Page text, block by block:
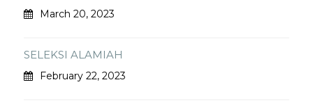
March 20, 2023
SELEKSI ALAMIAH
February 22, 2023